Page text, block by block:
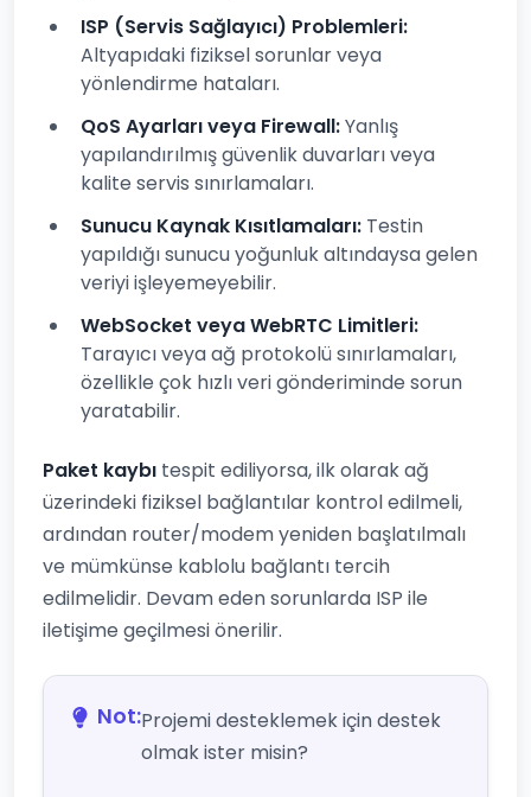
ISP (Servis Sağlayıcı) Problemleri:
Altyapıdaki fiziksel sorunlar veya
yönlendirme hataları.
QoS Ayarları veya Firewall:Yanlış
yapılandırılmış güvenlik duvarları veya
kalite servis sınırlamaları.
Sunucu Kaynak Kısıtlamaları: Testin
yapıldığı sunucu yoğunluk altındaysa gelen
veriyi işleyemeyebilir.
WebSocket veya WebRTC Limitleri:
Tarayıcı veya ağ protokolü sınırlamaları,
özellikle çok hızlı veri gönderiminde sorun
yaratabilir.
Paket kaybı tespit ediliyorsa, ilk olarak ağ
üzerindeki fiziksel bağlantılar kontrol edilmeli,
ardından router/modem yeniden başlatılmalı
ve mümkünse kablolu bağlantı tercih
edilmelidir. Devam eden sorunlarda ISP ile
iletişime geçilmesi önerilir.
Not:Projemi desteklemek için destek
olmak ister misin?